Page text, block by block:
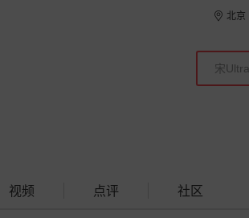
北京
视频 点评 社区